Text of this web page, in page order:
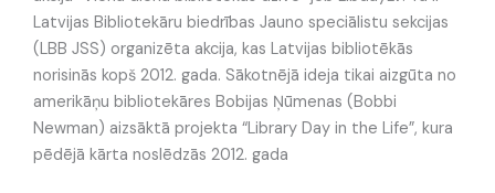
Latvijas Bibliotekāru biedrības Jauno speciālistu sekcijas
(LBB JSS) organizēta akcija, kas Latvijas bibliotēkās
norisinās kopš 2012. gada. Sākotnējā ideja tikai aizgūta no
amerikāņu bibliotekāres Bobijas Ņūmenas (Bobbi
Newman) aizsāktā projekta “Library Day in the Life”, kura
pēdējā kārta noslēdzās 2012. gada
ir
klāt!